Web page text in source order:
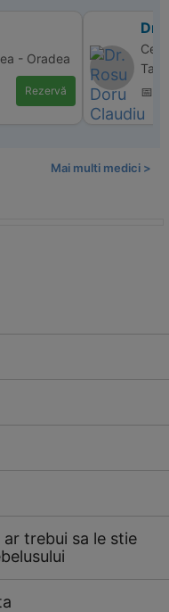
- Oradea
Rezervă
Dr.
📅
Mai multi medici >
trebui sa le stie